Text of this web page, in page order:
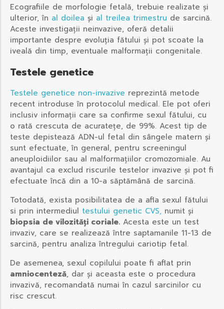
Ecografiile de morfologie fetală, trebuie realizate și
ulterior, în al doilea și al treilea trimestru de sarcină.
Aceste investigații neinvazive, oferă detalii
importante despre evoluția fătului și pot scoate la
iveală din timp, eventuale malformații congenitale.
Testele genetice
Testele genetice non-invazive reprezintă metode
recent introduse în protocolul medical. Ele pot oferi
inclusiv informații care sa confirme sexul fătului, cu
o rată crescuta de acuratețe, de 99%. Acest tip de
teste depistează ADN-ul fetal din sângele matern și
sunt efectuate, în general, pentru screeningul
aneuploidiilor sau al malformațiilor cromozomiale. Au
avantajul ca exclud riscurile testelor invazive și pot fi
efectuate încă din a 10-a săptămână de sarcină.
Totodată, exista posibilitatea de a afla sexul fătului
si prin intermediul testului genetic CVS, numit și
biopsia de vilozități coriale. Acesta este un test
invaziv, care se realizează între saptamanile 11-13 de
sarcină, pentru analiza întregului cariotip fetal.
De asemenea, sexul copilului poate fi aflat prin
amniocenteză, dar și aceasta este o procedura
invazivă, recomandată numai în cazul sarcinilor cu
risc crescut.